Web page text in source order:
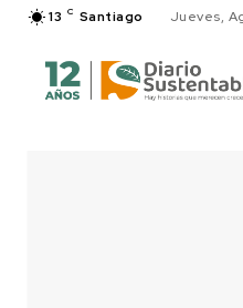
13 C Santiago Jueves,